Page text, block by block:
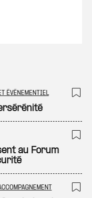
ÉVÉNEMENTIEL
au Forum